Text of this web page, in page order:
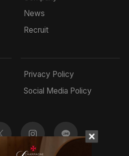
News
Recruit
Privacy Policy
Social Media Policy